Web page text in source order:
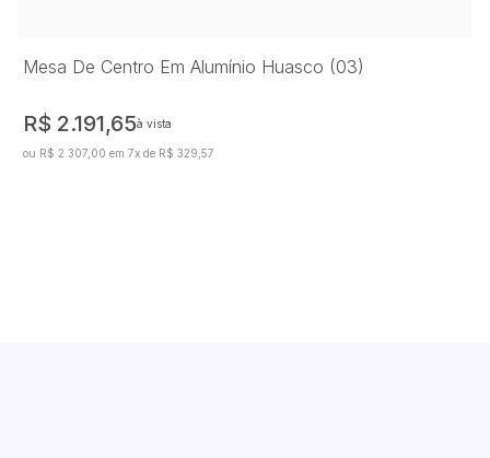
Mesa De Centro Em Alumínio Huasco (03)
R$ 2.191,65à vista
ou R$ 2.307,00 em 7x de R$ 329,57